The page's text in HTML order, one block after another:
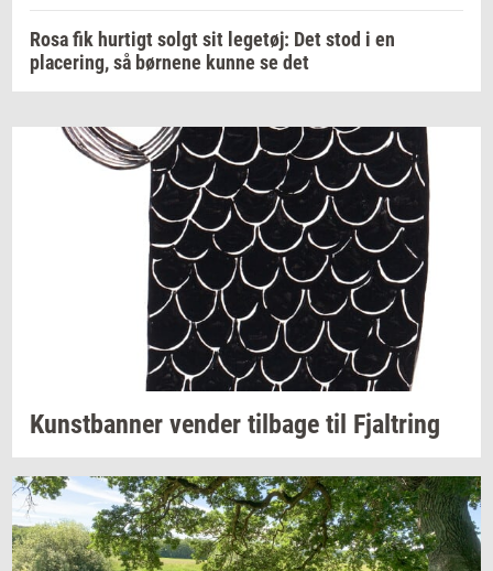
Rosa fik hurtigt solgt sit legetøj: Det stod i en
placering, så børnene kunne se det
Kunst­ban­ner ven­der til­ba­ge til Fjal­tring